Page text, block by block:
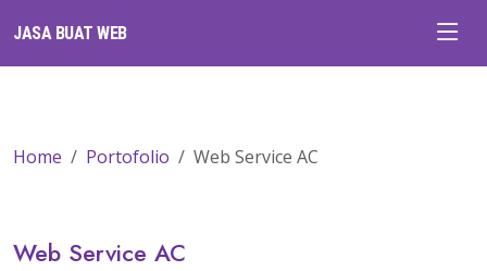
JASA BUAT WEB
Home Portofolio Web Service AC
Web Service AC